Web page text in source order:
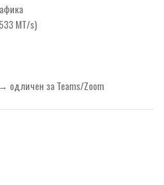
MT/s)
одличен за Teams/Zoom